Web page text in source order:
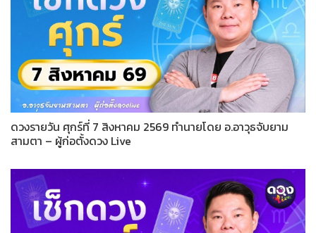
ดวงรายวัน ศุกร์ที่ 7 สิงหาคม 2569 ทำนายโดย อ.อาวุธจับยาม
สามตา – ผู้ก่อตั้งดวง Live